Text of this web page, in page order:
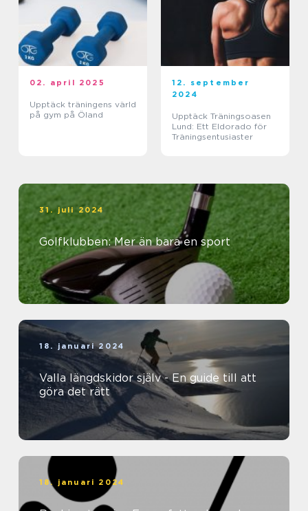
02. april 2025
Upptäck träningens värld
på gym på Öland
12. september
2024
Upptäck Träningsoasen
Lund: Ett Eldorado för
Träningsentusiaster
31. juli 2024
Golfklubben: Mer än bara en sport
18. januari 2024
Valla längdskidor själv - En guide till att
göra det rätt
18. januari 2024